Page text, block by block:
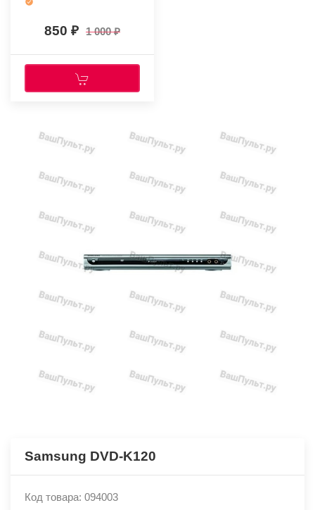
850 1 000
Samsung DVD-K120
Код товара: 094003